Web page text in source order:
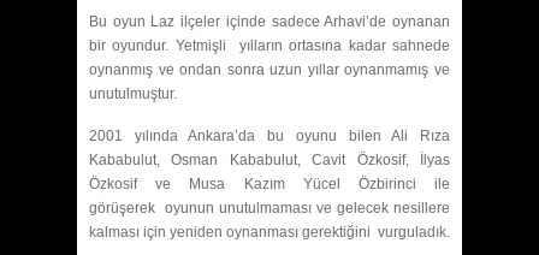
Bu oyun Laz ilçeler içinde sadece Arhavi’de oynanan
bir oyundur. Yetmişli yılların ortasına kadar sahnede
oynanmış ve ondan sonra uzun yıllar oynanmamış ve
unutulmuştur.
2001 yılında Ankara’da bu oyunu bilen Ali Rıza
Kababulut, Osman Kababulut, Cavit Özkosif, İlyas
Özkosif ve Musa Kazım Yücel Özbirinci ile
görüşerek oyunun unutulmaması ve gelecek nesillere
kalması için yeniden oynanması gerektiğini vurguladık.